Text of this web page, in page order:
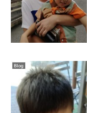
Blog